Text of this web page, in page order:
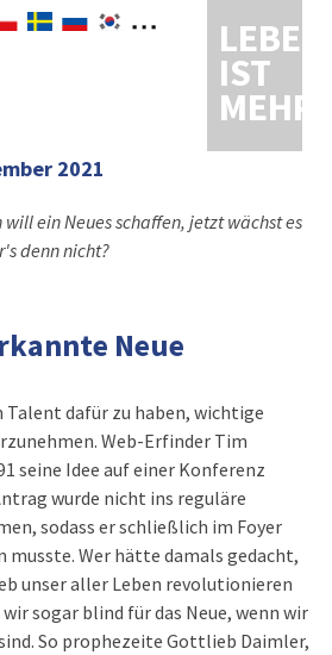
LEBEN
IST
MEHR
2021
will ein Neues schaffen, jetzt wächst es
denn nicht?
Neue
Talent dafür zu haben, wichtige
Web-Erfinder Tim
seine Idee auf einer Konferenz
wurde nicht ins reguläre
sodass er schließlich im Foyer
musste. Wer hätte damals gedacht,
unser aller Leben revolutionieren
sogar blind für das Neue, wenn wir
So prophezeite Gottlieb Daimler,